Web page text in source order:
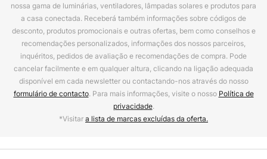
nossa gama de luminárias, ventiladores, lâmpadas solares e produtos para
a casa conectada. Receberá também informações sobre códigos de
desconto, produtos promocionais e outras ofertas, bem como conselhos e
recomendações personalizados, informações dos nossos parceiros,
inquéritos, pedidos de avaliação e recomendações de compra. Pode
cancelar facilmente e em qualquer altura, clicando na ligação adequada
disponível em cada newsletter ou contactando-nos através do nosso
formulário de contacto. Para mais informações, visite o nosso Política de
privacidade.
*Visitara lista de marcas excluídas da oferta.